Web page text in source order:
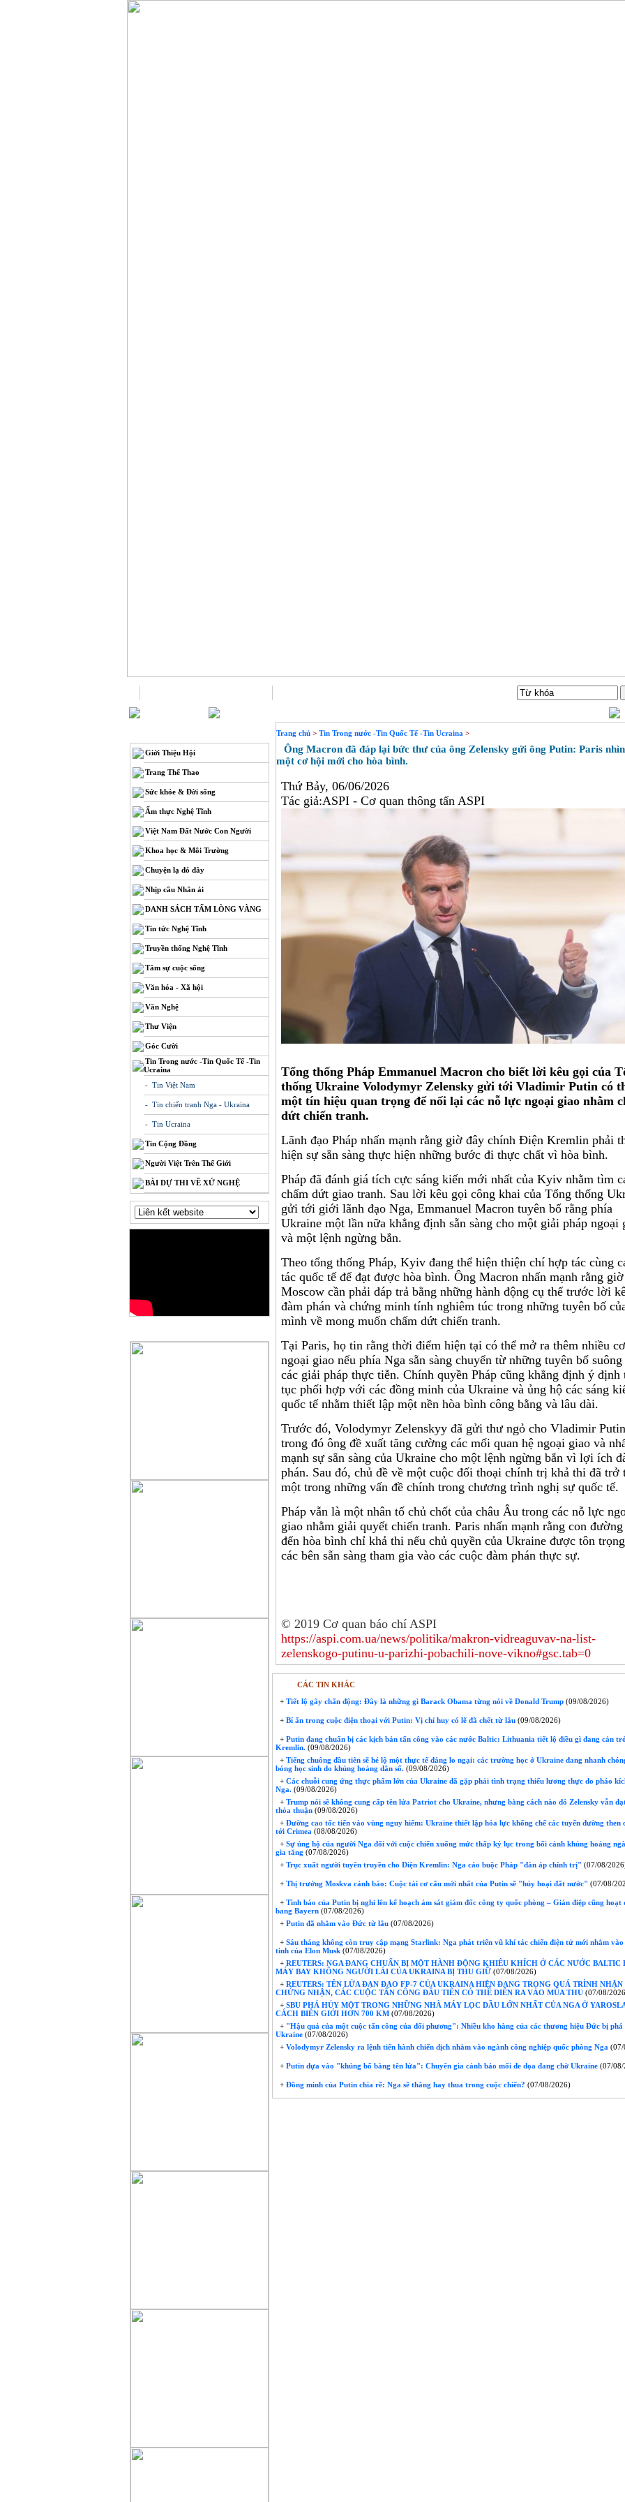
Giới Thiệu Hội
Trang Thể Thao
Sức khỏe & Đời sống
Ẩm thực Nghệ Tĩnh
Việt Nam Đất Nước Con Người
Khoa học & Môi Trường
Chuyện lạ đó đây
Nhịp cầu Nhân ái
DANH SÁCH TẤM LÒNG VÀNG
Tin tức Nghệ Tĩnh
Truyền thống Nghệ Tĩnh
Tâm sự cuộc sống
Văn hóa - Xã hội
Văn Nghệ
Thư Viện
Góc Cười
Tin Trong nước -Tin Quốc Tế -Tin
Ucraina
- Tin Việt Nam
- Tin chiến tranh Nga - Ukraina
- Tin Ucraina
Tin Cộng Đồng
Người Việt Trên Thế Giới
BÀI DỰ THI VỀ XỨ NGHỆ
Trang chủ > Tin Trong nước -Tin Quốc Tế -Tin Ucraina >
Ông Macron đã đáp lại bức thư của ông Zelensky gửi ông Putin: Paris
một cơ hội mới cho hòa bình.
Thứ Bảy, 06/06/2026
Tác giả:ASPI - Cơ quan thông tấn ASPI
Tổng thống Pháp Emmanuel Macron cho biết lời kêu gọi của
thống Ukraine Volodymyr Zelensky gửi tới Vladimir Putin có
một tín hiệu quan trọng để nối lại các nỗ lực ngoại giao nhằm
dứt chiến tranh.
Lãnh đạo Pháp nhấn mạnh rằng giờ đây chính Điện Kremlin phải
hiện sự sẵn sàng thực hiện những bước đi thực chất vì hòa bình.
Pháp đã đánh giá tích cực sáng kiến ​​mới nhất của Kyiv nhằm tìm
chấm dứt giao tranh. Sau lời kêu gọi công khai của Tổng thống
gửi tới giới lãnh đạo Nga, Emmanuel Macron tuyên bố rằng phía
Ukraine một lần nữa khẳng định sẵn sàng cho một giải pháp ngoại
và một lệnh ngừng bắn.
Theo tổng thống Pháp, Kyiv đang thể hiện thiện chí hợp tác cùng
tác quốc tế để đạt được hòa bình. Ông Macron nhấn mạnh rằng
Moscow cần phải đáp trả bằng những hành động cụ thể trước lời
đàm phán và chứng minh tính nghiêm túc trong những tuyên bố
mình về mong muốn chấm dứt chiến tranh.
Tại Paris, họ tin rằng thời điểm hiện tại có thể mở ra thêm nhiều
ngoại giao nếu phía Nga sẵn sàng chuyển từ những tuyên bố suông
các giải pháp thực tiễn. Chính quyền Pháp cũng khẳng định ý định
tục phối hợp với các đồng minh của Ukraine và ủng hộ các sáng
quốc tế nhằm thiết lập một nền hòa bình công bằng và lâu dài.
Trước đó, Volodymyr Zelenskyy đã gửi thư ngỏ cho Vladimir
trong đó ông đề xuất tăng cường các mối quan hệ ngoại giao và
mạnh sự sẵn sàng của Ukraine cho một lệnh ngừng bắn vì lợi ích
phán. Sau đó, chủ đề về một cuộc đối thoại chính trị khả thi đã trở
một trong những vấn đề chính trong chương trình nghị sự quốc tế.
Pháp vẫn là một nhân tố chủ chốt của châu Âu trong các nỗ lực
giao nhằm giải quyết chiến tranh. Paris nhấn mạnh rằng con đường
đến hòa bình chỉ khả thi nếu chủ quyền của Ukraine được tôn
các bên sẵn sàng tham gia vào các cuộc đàm phán thực sự.
© 2019 Cơ quan báo chí ASPI
https://aspi.com.ua/news/politika/makron-vidreaguvav-na-list-
zelenskogo-putinu-u-parizhi-pobachili-nove-vikno#gsc.tab=0
CÁC TIN KHÁC
+ Tiết lộ gây chấn động: Đây là những gì Barack Obama từng nói về Donald Trump (09/08/2026)
+ Bí ẩn trong cuộc điện thoại với Putin: Vị chỉ huy có lẽ đã chết từ lâu (09/08/2026)
+ Putin đang chuẩn bị các kịch bản tấn công vào các nước Baltic: Lithuania tiết lộ điều gì đang cản
Kremlin. (09/08/2026)
+ Tiếng chuông đầu tiên sẽ hé lộ một thực tế đáng lo ngại: các trường học ở Ukraine đang nhanh
bóng học sinh do khủng hoảng dân số. (09/08/2026)
+ Các chuỗi cung ứng thực phẩm lớn của Ukraine đã gặp phải tình trạng thiếu lương thực do pháo
Nga. (09/08/2026)
+ Trump nói sẽ không cung cấp tên lửa Patriot cho Ukraine, nhưng bằng cách nào đó Zelensky vẫn
thỏa thuận (09/08/2026)
+ Đường cao tốc tiến vào vùng nguy hiểm: Ukraine thiết lập hỏa lực khống chế các tuyến đường then
tới Crimea (08/08/2026)
+ Sự ủng hộ của người Nga đối với cuộc chiến xuống mức thấp kỷ lục trong bối cảnh khủng hoảng
gia tăng (07/08/2026)
+ Trục xuất người tuyên truyền cho Điện Kremlin: Nga cáo buộc Pháp "đàn áp chính trị" (07/08/
+ Thị trưởng Moskva cảnh báo: Cuộc tái cơ cấu mới nhất của Putin sẽ "hủy hoại đất nước" (07/08/
+ Tình báo của Putin bị nghi lên kế hoạch ám sát giám đốc công ty quốc phòng – Gián điệp cũng hoạt
bang Bayern (07/08/2026)
+ Putin đã nhắm vào Đức từ lâu (07/08/2026)
+ Sáu tháng không còn truy cập mạng Starlink: Nga phát triển vũ khí tác chiến điện tử mới nhằm vào
tinh của Elon Musk (07/08/2026)
+ REUTERS: NGA ĐANG CHUẨN BỊ MỘT HÀNH ĐỘNG KHIÊU KHÍCH Ở CÁC NƯỚC BALTIC
MÁY BAY KHÔNG NGƯỜI LÁI CỦA UKRAINA BỊ THU GIỮ (07/08/2026)
+ REUTERS: TÊN LỬA ĐẠN ĐẠO FP-7 CỦA UKRAINA HIỆN ĐANG TRONG QUÁ TRÌNH
CHỨNG NHẬN, CÁC CUỘC TẤN CÔNG ĐẦU TIÊN CÓ THỂ DIỄN RA VÀO MÙA THU (07/08/
+ SBU PHÁ HỦY MỘT TRONG NHỮNG NHÀ MÁY LỌC DẦU LỚN NHẤT CỦA NGA Ở
CÁCH BIÊN GIỚI HƠN 700 KM (07/08/2026)
+ "Hậu quả của một cuộc tấn công của đối phương": Nhiều kho hàng của các thương hiệu Đức bị phá
Ukraine (07/08/2026)
+ Volodymyr Zelensky ra lệnh tiến hành chiến dịch nhằm vào ngành công nghiệp quốc phòng Nga (07/
+ Putin dựa vào "khủng bố bằng tên lửa": Chuyên gia cảnh báo mối đe dọa đang chờ Ukraine (07/
+ Đồng minh của Putin chia rẽ: Nga sẽ thắng hay thua trong cuộc chiến? (07/08/2026)